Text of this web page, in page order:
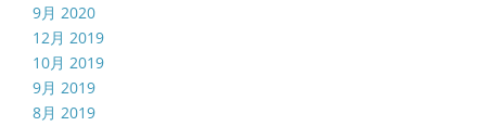
9月 2020
12月 2019
10月 2019
9月 2019
8月 2019